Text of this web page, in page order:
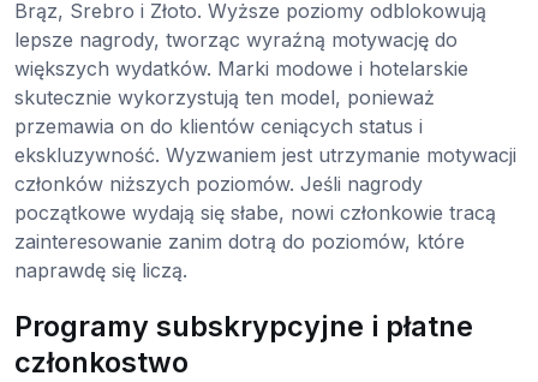
Brąz, Srebro i Złoto. Wyższe poziomy odblokowują
lepsze nagrody, tworząc wyraźną motywację do
większych wydatków. Marki modowe i hotelarskie
skutecznie wykorzystują ten model, ponieważ
przemawia on do klientów ceniących status i
ekskluzywność. Wyzwaniem jest utrzymanie motywacji
członków niższych poziomów. Jeśli nagrody
początkowe wydają się słabe, nowi członkowie tracą
zainteresowanie zanim dotrą do poziomów, które
naprawdę się liczą.
Programy subskrypcyjne i płatne
członkostwo